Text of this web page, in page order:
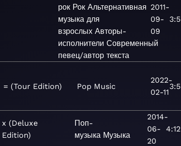
рок Рок Альтернативная
музыка для
взрослых Авторы-
исполнители Современный
певец/автор текста
2011-
09-
09
3:5
= (Tour Edition) Pop Music
2022-
02-11
3:5
x (Deluxe
Edition)
Поп-
музыка Музыка
2014-
06-
20
4:12